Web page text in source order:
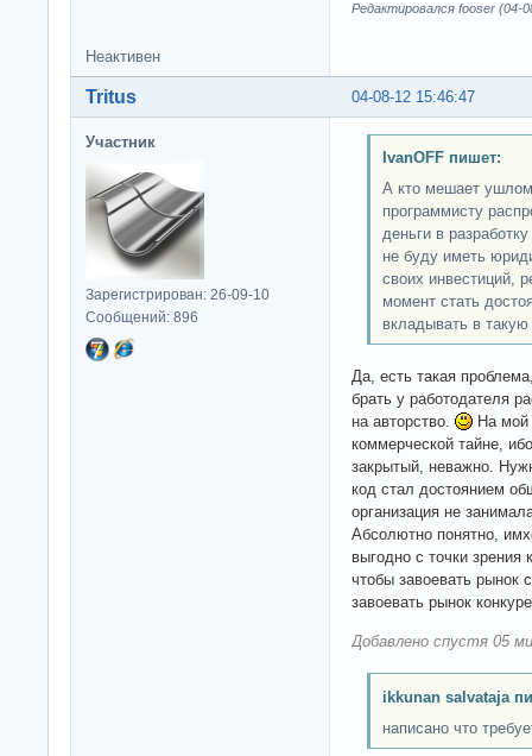
Редактировался fooser (04-
Неактивен
04-08-12 15:46:47
Tritus
Участник
Зарегистрирован: 26-09-10
Сообщений: 896
IvanOFF пишет:
А кто мешает
программисту
деньги в
не буду иметь
своих инвестиций,
момент стать
вкладывать в такую
Да, есть такая
брать у работодателя
на авторство.
На мой
коммерческой тайне,
закрытый, неважно.
код стал достоянием
организация не
Абсолютно понятно,
выгодно с точки зрения
чтобы завоевать рынок
завоевать рынок
Добавлено спустя 05
ikkunan salvataja
написано что